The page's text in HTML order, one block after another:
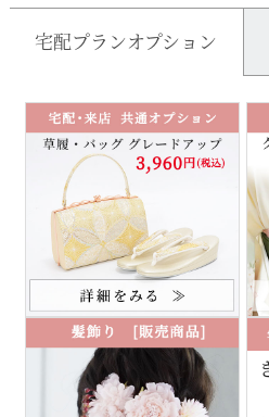
宅配プランオプション